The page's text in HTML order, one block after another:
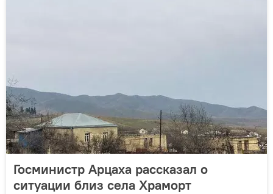
Госминистр Арцаха рассказал о
ситуации близ села Храморт